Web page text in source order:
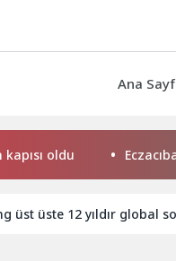
Ana
oldu Eczacıbaşı
üst üste 12 yıldır global